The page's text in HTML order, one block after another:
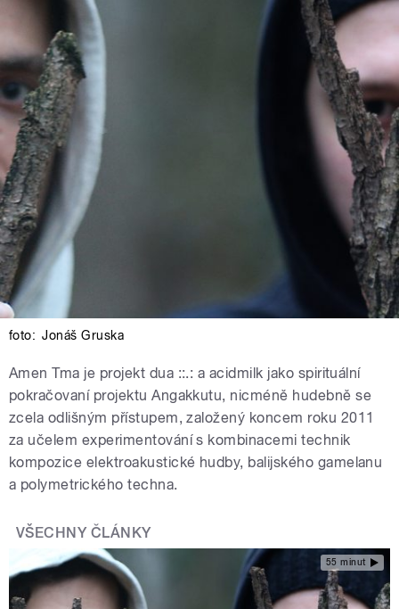
foto: Jonáš Gruska
Amen Tma je projekt dua ::.: a acidmilk jako spirituální
pokračovaní projektu Angakkutu, nicméně hudebně se
zcela odlišným přístupem, založený koncem roku 2011
za učelem experimentování s kombinacemi technik
kompozice elektroakustické hudby, balijského gamelanu
a polymetrického techna.
VŠECHNY ČLÁNKY
55 minut